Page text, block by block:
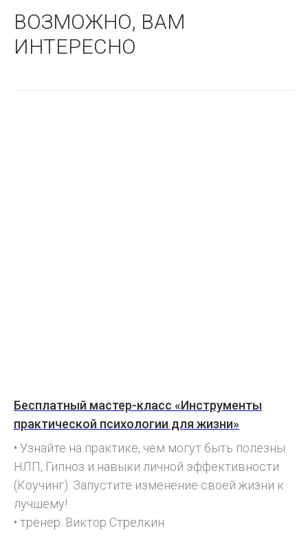
ВОЗМОЖНО, ВАМ
ИНТЕРЕСНО
Бесплатный мастер-класс «Инструменты
практической психологии для жизни»
• Узнайте на практике, чем могут быть полезны
НЛП, Гипноз и навыки личной эффективности
(Коучинг). Запустите изменение своей жизни к
лучшему!
• тренер: Виктор Стрелкин